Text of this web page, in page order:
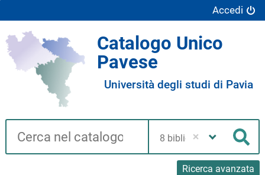
Accedi
Catalogo Unico
Pavese
Università degli studi di Pavia
Cerca su "Catalogo"
Ricerca avanzata
biblioteca